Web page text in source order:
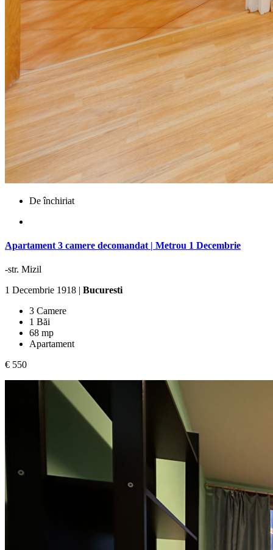
De închiriat
Apartament 3 camere decomandat | Metrou 1 Decembrie
-str. Mizil
1 Decembrie 1918 | Bucuresti
3 Camere
1 Băi
68 mp
Apartament
€ 550